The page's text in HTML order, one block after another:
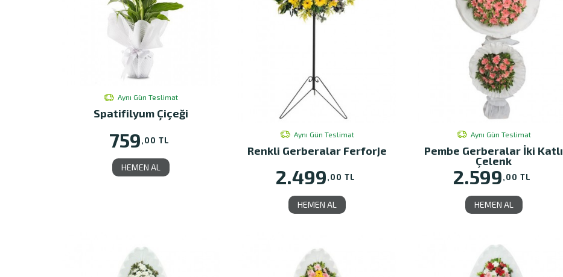
Aynı Gün Teslimat
Spatifilyum Çiçeği
759,00 TL
HEMEN AL
Aynı Gün Teslimat
Renkli Gerberalar Ferforje
2.499,00 TL
HEMEN AL
Aynı Gün Teslimat
Pembe Gerberalar İki Katlı
Çelenk
2.599,00 TL
HEMEN AL